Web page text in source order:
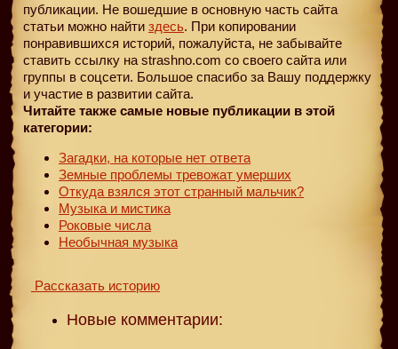
публикации. Не вошедшие в основную часть сайта
статьи можно найти здесь. При копировании
понравившихся историй, пожалуйста, не забывайте
ставить ссылку на strashno.com со своего сайта или
группы в соцсети. Большое спасибо за Вашу поддержку
и участие в развитии сайта.
Читайте также самые новые публикации в этой
категории:
Загадки, на которые нет ответа
Земные проблемы тревожат умерших
Откуда взялся этот странный мальчик?
Музыка и мистика
Роковые числа
Необычная музыка
Рассказать историю
Новые комментарии: